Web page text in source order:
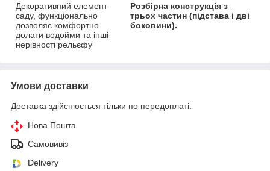
Декоративний елемент
саду, функціонально
дозволяє комфортно
долати водойми та інші
нерівності рельєфу
Розбірна конструкція з
трьох частин (підстава і дві
боковини).
Умови доставки
Доставка здійснюється тільки по передоплаті.
Нова Пошта
Самовивіз
Delivery